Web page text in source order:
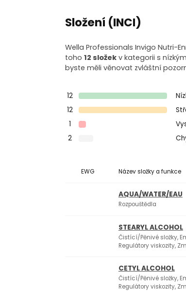
Složení (INCI)
Wella Professionals Invigo Nutri-
toho12 složek v kategorii s
byste měli věnovat zvláštní
12
12
1
2
EWG Název složky a funkce
AQUA/WATER/EAU
Rozpouštědla
STEARYL ALCOHOL
Čistící/Pěnivé složky,
Regulátory viskozity,
CETYL ALCOHOL
Čistící/Pěnivé složky,
Regulátory viskozity,